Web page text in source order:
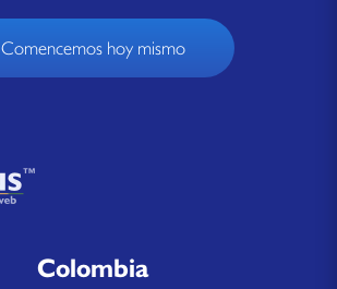
Comencemos hoy mismo
Colombia